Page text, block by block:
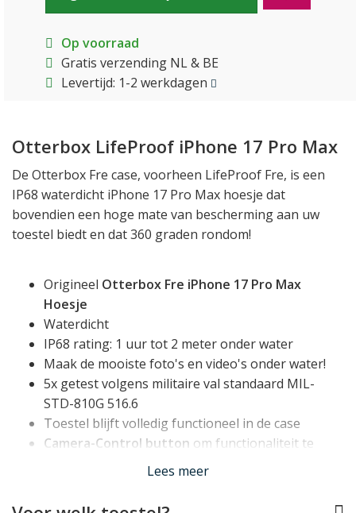
Op voorraad
Gratis verzending NL & BE
Levertijd: 1-2 werkdagen
Otterbox LifeProof iPhone 17 Pro Max
De Otterbox Fre case, voorheen LifeProof Fre, is een
IP68 waterdicht iPhone 17 Pro Max hoesje dat
bovendien een hoge mate van bescherming aan uw
toestel biedt en dat 360 graden rondom!
Origineel Otterbox Fre iPhone 17 Pro Max
Hoesje
Waterdicht
IP68 rating: 1 uur tot 2 meter onder water
Maak de mooiste foto's en video's onder water!
5x getest volgens militaire val standaard MIL-
STD-810G 516.6
Toestel blijft volledig functioneel in de case
Camera-Control button om functionaliteit te
Perfect op maat voor de iPhone 17 Pro Max
Lees meer